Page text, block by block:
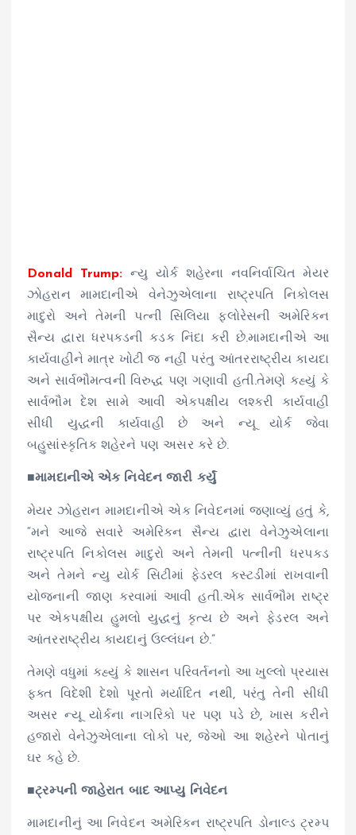
Donald Trump:
ન્યુ યોર્ક શહેરના નવનિર્વાચિત મેયર
ઝોહરાન મામદાનીએ વેનેઝુએલાના રાષ્ટ્રપતિ નિકોલસ
માદુરો અને તેમની પત્ની સિલિયા ફ્લોરેસની અમેરિકન
સૈન્ય દ્વારા ધરપકડની કડક નિંદા કરી છે.મામદાનીએ આ
કાર્યવાહીને માત્ર ખોટી જ નહીં પરંતુ આંતરરાષ્ટ્રીય કાયદા
અને સાર્વભૌમત્વની વિરુદ્ધ પણ ગણાવી હતી.તેમણે કહ્યું કે
સાર્વભૌમ દેશ સામે આવી એકપક્ષીય લશ્કરી કાર્યવાહી
સીધી યુદ્ધની કાર્યવાહી છે અને ન્યૂ યોર્ક જેવા
બહુસાંસ્કૃતિક શહેરને પણ અસર કરે છે.
■મામદાનીએ એક નિવેદન જારી કર્યું
મેયર ઝોહરાન મામદાનીએ એક નિવેદનમાં જણાવ્યું હતું કે,
“મને આજે સવારે અમેરિકન સૈન્ય દ્વારા વેનેઝુએલાના
રાષ્ટ્રપતિ નિકોલસ માદુરો અને તેમની પત્નીની ધરપકડ
અને તેમને ન્યુ યોર્ક સિટીમાં ફેડરલ કસ્ટડીમાં રાખવાની
યોજનાની જાણ કરવામાં આવી હતી.એક સાર્વભૌમ રાષ્ટ્ર
પર એકપક્ષીય હુમલો યુદ્ધનું કૃત્ય છે અને ફેડરલ અને
આંતરરાષ્ટ્રીય કાયદાનું ઉલ્લંઘન છે.”
તેમણે વધુમાં કહ્યું કે શાસન પરિવર્તનનો આ ખુલ્લો પ્રયાસ
ફક્ત વિદેશી દેશો પૂરતો મર્યાદિત નથી, પરંતુ તેની સીધી
અસર ન્યૂ યોર્કના નાગરિકો પર પણ પડે છે, ખાસ કરીને
હજારો વેનેઝુએલાના લોકો પર, જેઓ આ શહેરને પોતાનું
ઘર કહે છે.
■ટ્રમ્પની જાહેરાત બાદ આપ્યુ નિવેદન
મામદાનીનું આ નિવેદન અમેરિકન રાષ્ટ્રપતિ ડોનાલ્ડ ટ્રમ્પ